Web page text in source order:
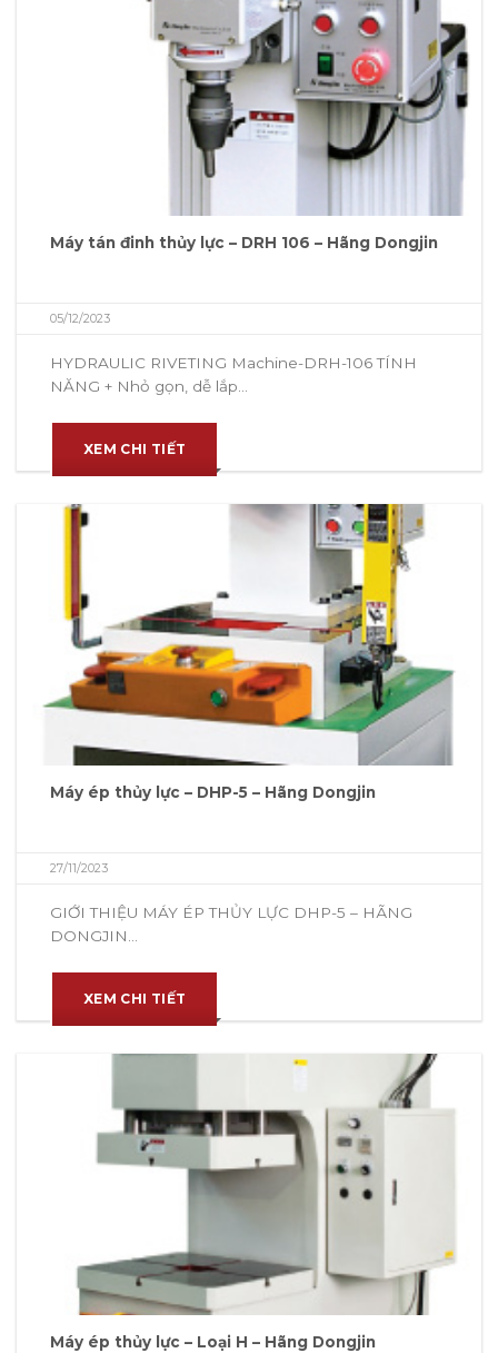
Máy tán đinh thủy lực – DRH 106 – Hãng Dongjin
05/12/2023
HYDRAULIC RIVETING Machine-DRH-106 TÍNH
NĂNG + Nhỏ gọn, dễ lắp...
XEM CHI TIẾT
Máy ép thủy lực – DHP-5 – Hãng Dongjin
27/11/2023
GIỚI THIỆU MÁY ÉP THỦY LỰC DHP-5 – HÃNG
DONGJIN...
XEM CHI TIẾT
Máy ép thủy lực – Loại H – Hãng Dongjin